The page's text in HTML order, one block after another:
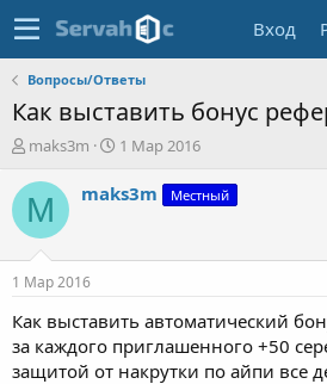
Вход
Вопросы/Ответы
Как выставить бонус
А
т
о
р
е
м
ы
maks3m
Д
т
л
1 Мар 2016
M maks3m Местный
1 Мар 2016
Как выставить автоматический
за каждого приглашенного +50
защитой от накрутки по айпи все